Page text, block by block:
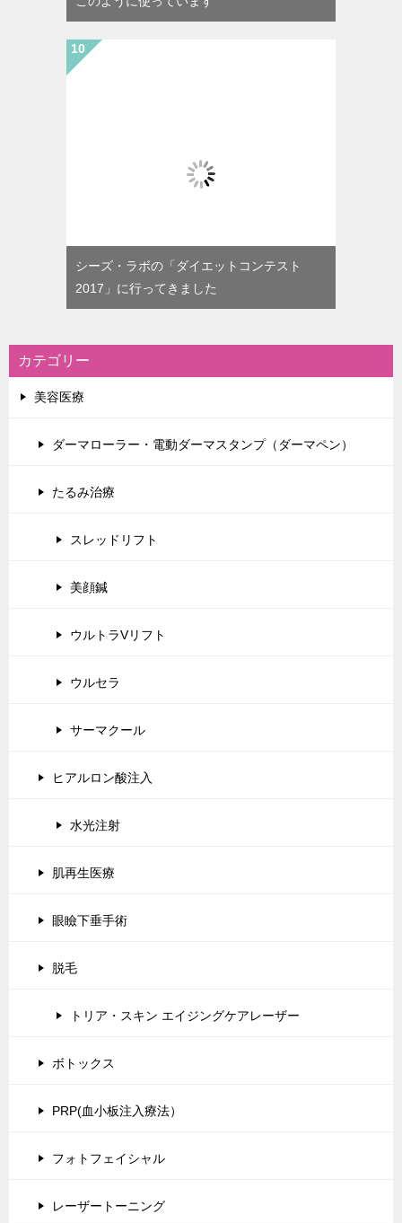
シーズ・ラボの「ダイエットコンテスト
2017」に行ってきました
カテゴリー
美容医療
ダーマローラー・電動ダーマスタンプ（ダーマペン）
たるみ治療
スレッドリフト
美顔鍼
ウルトラVリフト
ウルセラ
サーマクール
ヒアルロン酸注入
水光注射
肌再生医療
眼瞼下垂手術
脱毛
トリア・スキン エイジングケアレーザー
ボトックス
PRP(血小板注入療法）
フォトフェイシャル
レーザートーニング